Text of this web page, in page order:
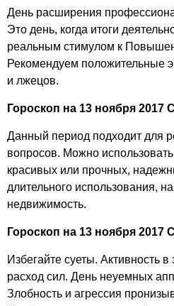
День расширения
Это день, когда итоги
реальным стимулом к
Рекомендуем положительные
и лжецов.
Гороскоп на 13 ноября 2017
Данный период подходит для
вопросов. Можно
красивых или прочных,
длительного использования,
недвижимость.
Гороскоп на 13 ноября 2017
Избегайте суеты. Активность
расход сил. День неуемных
Злобность и агрессия